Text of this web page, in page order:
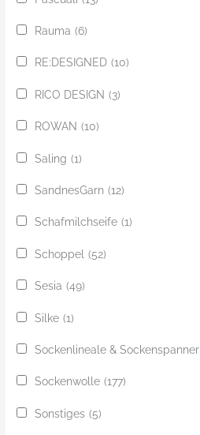
Rauma (6)
RE:DESIGNED (10)
RICO DESIGN (3)
ROWAN (10)
Saling (1)
SandnesGarn (12)
Schafmilchseife (1)
Schoppel (52)
Sesia (49)
Silke (1)
Sockenlineale & Sockenspanner
Sockenwolle (177)
Sonstiges (5)